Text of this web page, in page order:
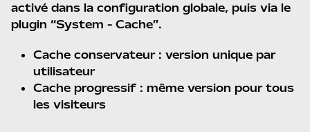
activé dans la configuration globale, puis via le
plugin “System - Cache”.
Cache conservateur : version unique par
utilisateur
Cache progressif : même version pour tous
les visiteurs